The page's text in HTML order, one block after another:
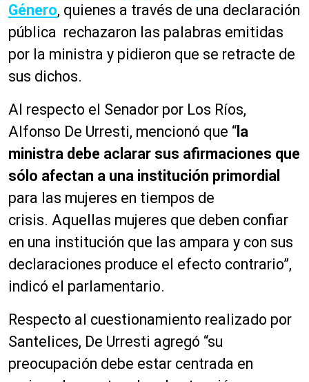
Género, quienes a través de una declaración
pública rechazaron las palabras emitidas
por la ministra y pidieron que se retracte de
sus dichos.
Al respecto el Senador por Los Ríos,
Alfonso De Urresti, mencionó que “ la
ministra debe aclarar sus afirmaciones que
sólo afectan a una institución primordial
para las mujeres en tiempos de
crisis. Aquellas mujeres que deben confiar
en una institución que las ampara y con sus
declaraciones produce el efecto contrario”,
indicó el parlamentario.
Respecto al cuestionamiento realizado por
Santelices, De Urresti agregó “su
preocupación debe estar centrada en